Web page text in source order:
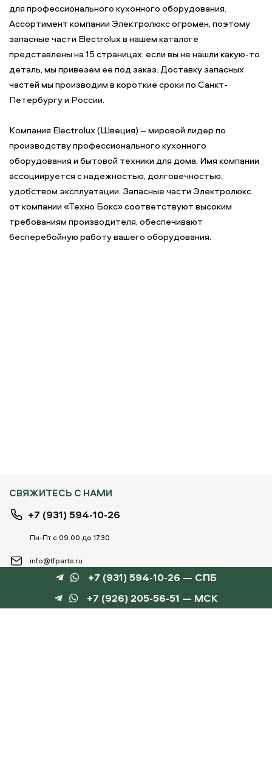
для профессионального кухонного оборудования.
Ассортимент компании Электролюкс огромен, поэтому
запасные части Electrolux в нашем каталоге
представлены на 15 страницах; если вы не нашли какую-то
деталь, мы привезем ее под заказ. Доставку запасных
частей мы производим в короткие сроки по Санкт-
Петербургу и России.
Компания Electrolux (Швеция) – мировой лидер по
производству профессионального кухонного
оборудования и бытовой техники для дома. Имя компании
ассоциируется с надежностью, долговечностью,
удобством эксплуатации. Запасные части Электролюкс
от компании «Техно Бокс» соответствуют высоким
требованиям производителя, обеспечивают
бесперебойную работу вашего оборудования.
СВЯЖИТЕСЬ С НАМИ
+7 (931) 594-10-26
Пн-Пт с 09.00 до 17.30
info@tfparts.ru
ТЕХНОБОКС
+7 (931) 594-10-26 — СПБ
+7 (926) 205-56-51 — МСК